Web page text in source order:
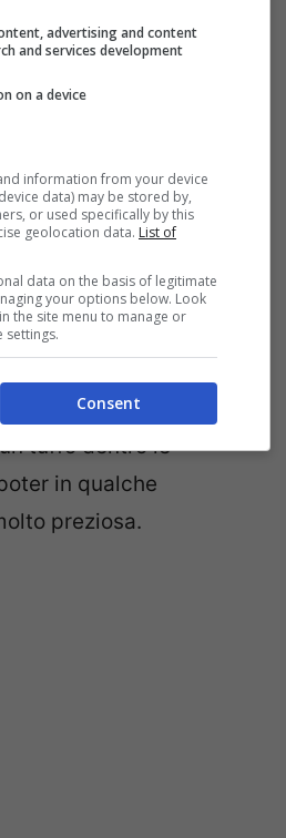
EP composto
tossiche,
tuffo dentro le
in qualche
preziosa.
advertising and content
and services development
on a device
information from your device
data) may be stored by,
or used specifically by this
geolocation data. List of
data on the basis of legitimate
your options below. Look
the site menu to manage or
settings.
Consent